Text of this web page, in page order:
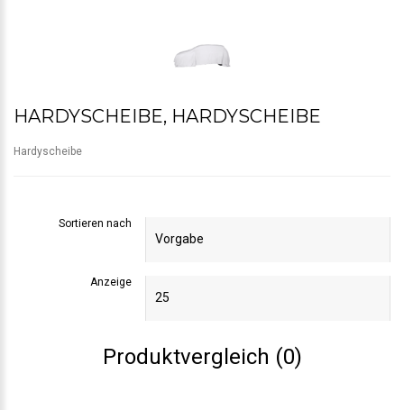
HARDYSCHEIBE, HARDYSCHEIBE
Hardyscheibe
Sortieren nach
Anzeige
Produktvergleich (0)